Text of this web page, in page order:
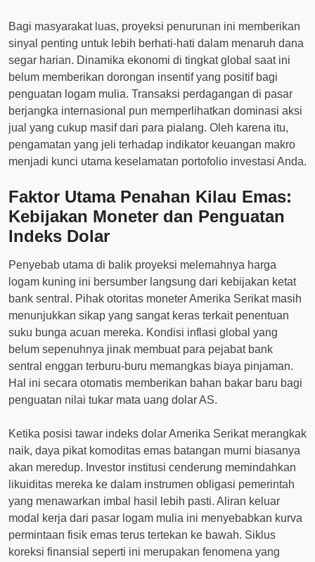
Bagi masyarakat luas, proyeksi penurunan ini memberikan
sinyal penting untuk lebih berhati-hati dalam menaruh dana
segar harian. Dinamika ekonomi di tingkat global saat ini
belum memberikan dorongan insentif yang positif bagi
penguatan logam mulia. Transaksi perdagangan di pasar
berjangka internasional pun memperlihatkan dominasi aksi
jual yang cukup masif dari para pialang. Oleh karena itu,
pengamatan yang jeli terhadap indikator keuangan makro
menjadi kunci utama keselamatan portofolio investasi Anda.
Faktor Utama Penahan Kilau Emas:
Kebijakan Moneter dan Penguatan
Indeks Dolar
Penyebab utama di balik proyeksi melemahnya harga
logam kuning ini bersumber langsung dari kebijakan ketat
bank sentral. Pihak otoritas moneter Amerika Serikat masih
menunjukkan sikap yang sangat keras terkait penentuan
suku bunga acuan mereka. Kondisi inflasi global yang
belum sepenuhnya jinak membuat para pejabat bank
sentral enggan terburu-buru memangkas biaya pinjaman.
Hal ini secara otomatis memberikan bahan bakar baru bagi
penguatan nilai tukar mata uang dolar AS.
Ketika posisi tawar indeks dolar Amerika Serikat merangkak
naik, daya pikat komoditas emas batangan murni biasanya
akan meredup. Investor institusi cenderung memindahkan
likuiditas mereka ke dalam instrumen obligasi pemerintah
yang menawarkan imbal hasil lebih pasti. Aliran keluar
modal kerja dari pasar logam mulia ini menyebabkan kurva
permintaan fisik emas terus tertekan ke bawah. Siklus
koreksi finansial seperti ini merupakan fenomena yang